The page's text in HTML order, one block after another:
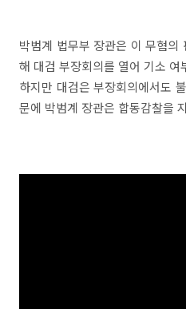
박범계 법무부 장관은 이 무혐의
해 대검 부장회의를 열어 기소
하지만 대검은 부장회의에서도
문에 박범계 장관은 합동감찰을